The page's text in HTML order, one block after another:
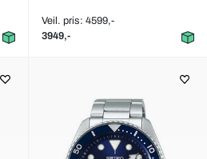
Veil. pris: 4599,-
3949,-